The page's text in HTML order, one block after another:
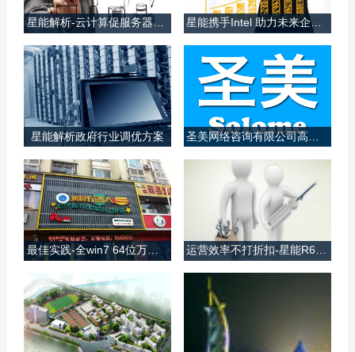
局、气象局、水文局等垂直...
限打交道：用户(user)...
星能解析-云计算促服务器行业变革
“传统服务器的格局正在发生
变化，而云计算服务器正是这
一变化的潜在动力，高密度、
低耗能、易管理、定制化的新
型云...
星能携手Intel 助力未来企业发展
中小型企业(SME)会发现，保
持最初的发展速度非常困难。
在许多情况下，IT基础架构由
于高昂的成本和管...
星能解析政府行业调优方案
对我国工商、国税、地税、国
家安全、公检法、质量技术监
督、检验检疫、电业局、地震
局、气象局、水文局等垂直...
广东圣美网络咨询有限公司是
一家集游戏开发、制作、销售
于一体的多元化公司。公司业
务涉及网络编辑、程序研发、
游戏...
最佳实践-全win7 64位万兆网吧
近期掀起的剑灵风让很多玩家
期待不已，支持win7 64位的
无盘软件也开始动作，安徽地
运营效率不打折扣-星能R624机架式服务器
随着企业信息化提升和电子商
务的兴起，越来越多的中小微
企业引入了企业OA和电子商